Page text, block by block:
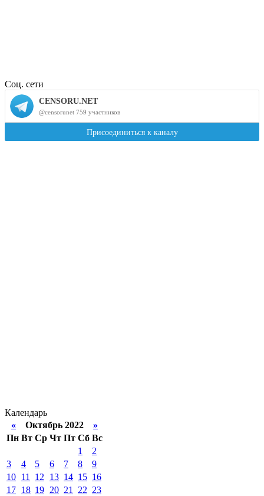
Соц. сети
Календарь
« Октябрь 2022 »
Пн Вт Ср Чт Пт Сб Вс
1
2
3
4 5 6 7 8
9
10 11 12 13 14 15 16
17 18 19 20 21 22 23